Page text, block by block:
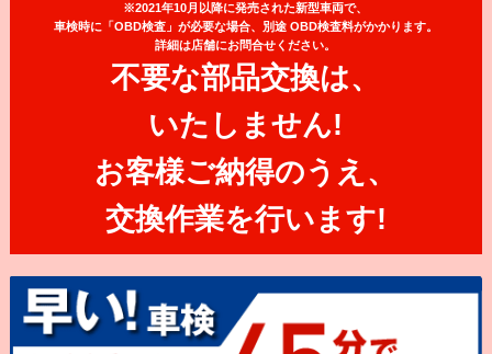
※2021年10月以降に発売された新型車両で、
車検時に「OBD検査」が必要な場合、別途 OBD検査料がかかります。
詳細は店舗にお問合せください。
不要な部品交換は、
いたしません!
お客様ご納得のうえ、
交換作業を行います!